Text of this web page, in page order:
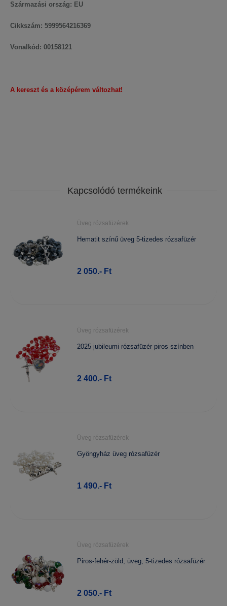
Származási ország: EU
Cikkszám: 5999564216369
Vonalkód: 00158121
A kereszt és a középérem változhat!
Kapcsolódó termékeink
Üveg rózsafüzérek
Hematit színű üveg 5-tizedes rózsafüzér
2 050.- Ft
Üveg rózsafüzérek
2025 jubileumi rózsafüzér piros színben
2 400.- Ft
Üveg rózsafüzérek
Gyöngyház üveg rózsafüzér
1 490.- Ft
Üveg rózsafüzérek
Piros-fehér-zöld, üveg, 5-tizedes rózsafüzér
2 050.- Ft